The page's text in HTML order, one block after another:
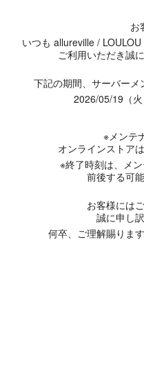
お
いつも allureville /
ご利用いただき誠
下記の期間、サーバーメ
2026/05/19（
※メンテ
オンラインストア
※終了時刻は、メ
前後する可
お客様には
誠に申し
何卒、ご理解賜りま